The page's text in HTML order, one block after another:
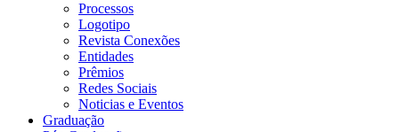
Processos
Logotipo
Revista Conexões
Entidades
Prêmios
Redes Sociais
Noticias e Eventos
Graduação